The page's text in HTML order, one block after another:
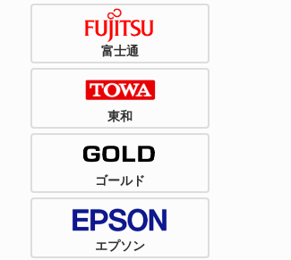
富士通
東和
ゴールド
エプソン